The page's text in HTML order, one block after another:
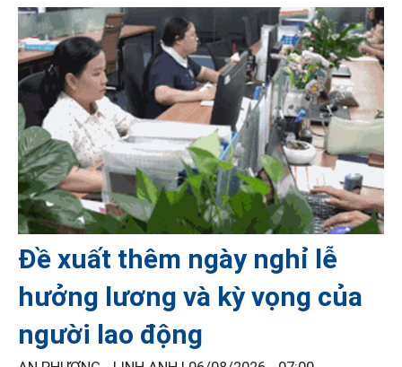
Đề xuất thêm ngày nghỉ lễ
hưởng lương và kỳ vọng của
người lao động